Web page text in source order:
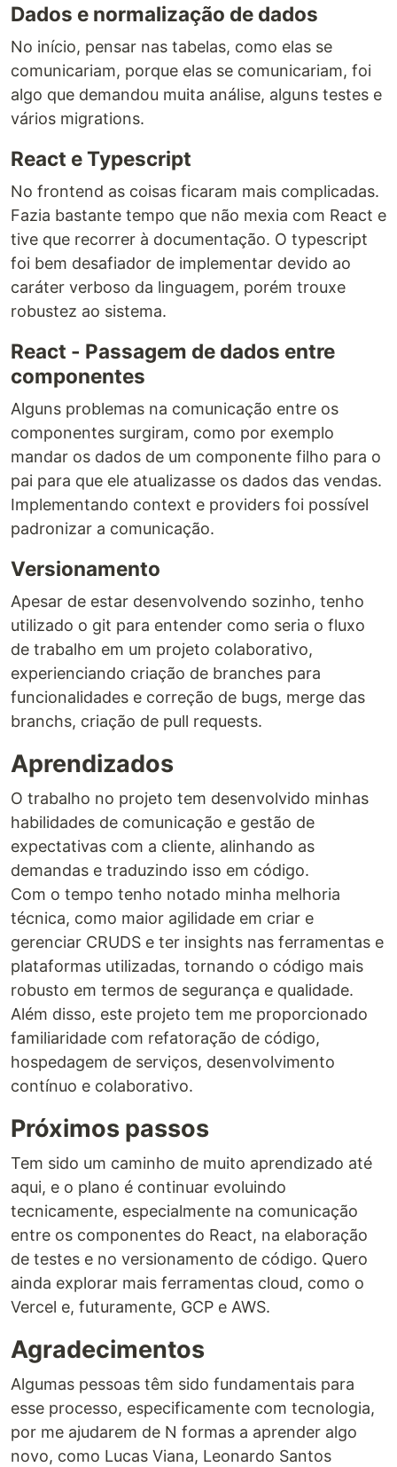
Dados e normalização de dados
No início, pensar nas tabelas, como elas se
comunicariam, porque elas se comunicariam, foi
algo que demandou muita análise, alguns testes e
vários migrations.
React e Typescript
No frontend as coisas ficaram mais complicadas.
Fazia bastante tempo que não mexia com React e
tive que recorrer à documentação. O typescript
foi bem desafiador de implementar devido ao
caráter verboso da linguagem, porém trouxe
robustez ao sistema.
React - Passagem de dados entre
componentes
Alguns problemas na comunicação entre os
componentes surgiram, como por exemplo
mandar os dados de um componente filho para o
pai para que ele atualizasse os dados das vendas.
Implementando context e providers foi possível
padronizar a comunicação.
Versionamento
Apesar de estar desenvolvendo sozinho, tenho
utilizado o git para entender como seria o fluxo
de trabalho em um projeto colaborativo,
experienciando criação de branches para
funcionalidades e correção de bugs, merge das
branchs, criação de pull requests.
Aprendizados
O trabalho no projeto tem desenvolvido minhas
habilidades de comunicação e gestão de
expectativas com a cliente, alinhando as
demandas e traduzindo isso em código.
Com o tempo tenho notado minha melhoria
técnica, como maior agilidade em criar e
gerenciar CRUDS e ter insights nas ferramentas e
plataformas utilizadas, tornando o código mais
robusto em termos de segurança e qualidade.
Além disso, este projeto tem me proporcionado
familiaridade com refatoração de código,
hospedagem de serviços, desenvolvimento
contínuo e colaborativo.
Próximos passos
Tem sido um caminho de muito aprendizado até
aqui, e o plano é continuar evoluindo
tecnicamente, especialmente na comunicação
entre os componentes do React, na elaboração
de testes e no versionamento de código. Quero
ainda explorar mais ferramentas cloud, como o
Vercel e, futuramente, GCP e AWS.
Agradecimentos
Algumas pessoas têm sido fundamentais para
esse processo, especificamente com tecnologia,
por me ajudarem de N formas a aprender algo
novo, como Lucas Viana, Leonardo Santos